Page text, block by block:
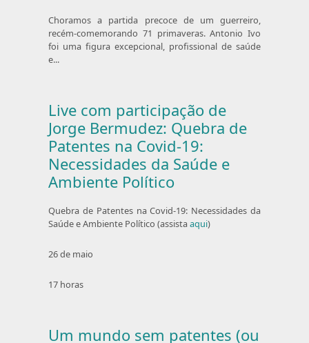
Choramos a partida precoce de um guerreiro,
recém-comemorando 71 primaveras. Antonio Ivo
foi uma figura excepcional, profissional de saúde
e...
Live com participação de
Jorge Bermudez: Quebra de
Patentes na Covid-19:
Necessidades da Saúde e
Ambiente Político
Quebra de Patentes na Covid-19: Necessidades da
Saúde e Ambiente Político (assista aqui)
26 de maio
17 horas
Um mundo sem patentes (ou